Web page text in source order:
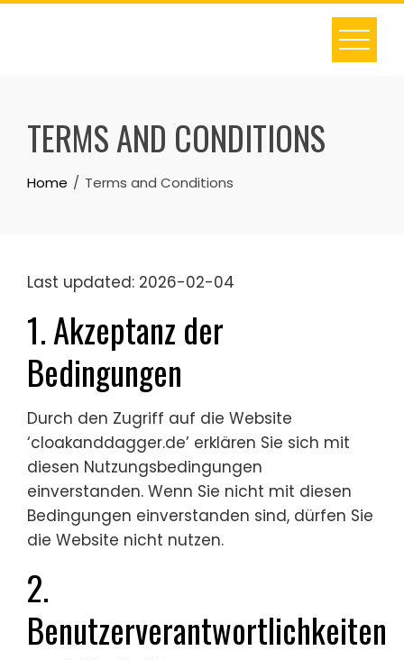
Skip
TERMS AND CONDITIONS
Home Terms and Conditions
Last updated: 2026-02-04
1. Akzeptanz der
Bedingungen
Durch den Zugriff auf die Website
‘cloakanddagger.de’ erklären Sie sich mit
diesen Nutzungsbedingungen
einverstanden. Wenn Sie nicht mit diesen
Bedingungen einverstanden sind, dürfen Sie
die Website nicht nutzen.
2.
Benutzerverantwortlichkeiten